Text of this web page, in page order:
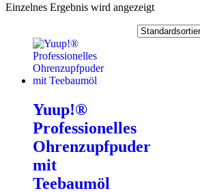
Einzelnes Ergebnis wird angezeigt
Yuup!®
Professionelles
Ohrenzupfpuder
mit
Teebaumöl